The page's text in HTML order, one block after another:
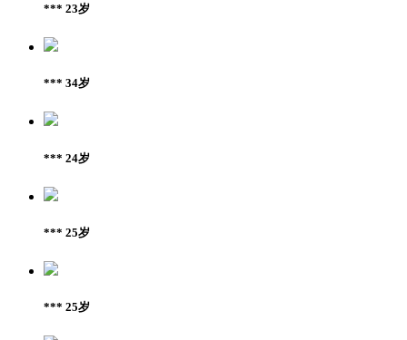
*** 23岁
*** 34岁
*** 24岁
*** 25岁
*** 25岁